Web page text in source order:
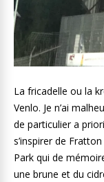
La fricadelle ou la
Venlo. Je n’ai
de particulier a
s’inspirer de Fratton
Park qui de
une brune et du